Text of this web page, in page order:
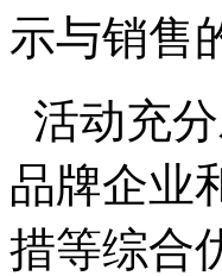
示与销售
活动充
品牌企业
措等综合